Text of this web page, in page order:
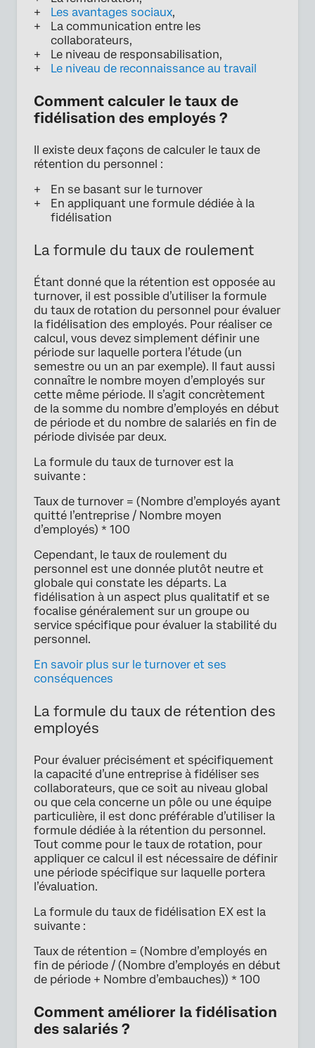
Les avantages sociaux,
La communication entre les
collaborateurs,
Le niveau de responsabilisation,
Le niveau de reconnaissance au travail
Comment calculer le taux de
fidélisation des employés ?
Il existe deux façons de calculer le taux de
rétention du personnel :
En se basant sur le turnover
En appliquant une formule dédiée à la
fidélisation
La formule du taux de roulement
Étant donné que la rétention est opposée au
turnover, il est possible d’utiliser la formule
du taux de rotation du personnel pour évaluer
la fidélisation des employés. Pour réaliser ce
calcul, vous devez simplement définir une
période sur laquelle portera l’étude (un
semestre ou un an par exemple). Il faut aussi
connaître le nombre moyen d’employés sur
cette même période. Il s’agit concrètement
de la somme du nombre d’employés en début
de période et du nombre de salariés en fin de
période divisée par deux.
La formule du taux de turnover est la
suivante :
Taux de turnover = (Nombre d’employés ayant
quitté l’entreprise / Nombre moyen
d’employés) * 100
Cependant, le taux de roulement du
personnel est une donnée plutôt neutre et
globale qui constate les départs. La
fidélisation à un aspect plus qualitatif et se
focalise généralement sur un groupe ou
service spécifique pour évaluer la stabilité du
personnel.
En savoir plus sur le turnover et ses
conséquences
La formule du taux de rétention des
employés
Pour évaluer précisément et spécifiquement
la capacité d’une entreprise à fidéliser ses
collaborateurs, que ce soit au niveau global
ou que cela concerne un pôle ou une équipe
particulière, il est donc préférable d’utiliser la
formule dédiée à la rétention du personnel.
Tout comme pour le taux de rotation, pour
appliquer ce calcul il est nécessaire de définir
une période spécifique sur laquelle portera
l’évaluation.
La formule du taux de fidélisation EX est la
suivante :
Taux de rétention = (Nombre d’employés en
fin de période / (Nombre d’employés en début
de période + Nombre d’embauches)) * 100
Comment améliorer la fidélisation
des salariés ?